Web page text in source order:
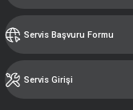
Servis Başvuru Formu
Servis Girişi